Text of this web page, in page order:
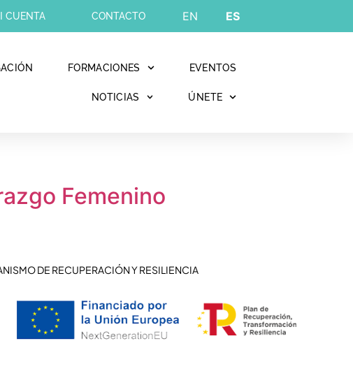
CUENTA CONTACTO EN ES
FORMACIONES EVENTOS
NOTICIAS ÚNETE
Femenino
DE RECUPERACIÓN Y RESILIENCIA